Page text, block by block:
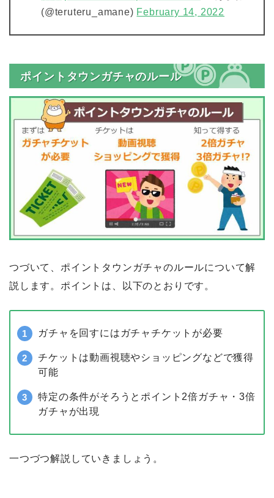
(@teruteru_amane) February 14, 2022
ポイントタウンガチャのルール
つづいて、ポイントタウンガチャのルールについて解
説します。ポイントは、以下のとおりです。
ガチャを回すにはガチャチケットが必要
チケットは動画視聴やショッピングなどで獲得
可能
特定の条件がそろうとポイント2倍ガチャ・3倍
ガチャが出現
一つづつ解説していきましょう。